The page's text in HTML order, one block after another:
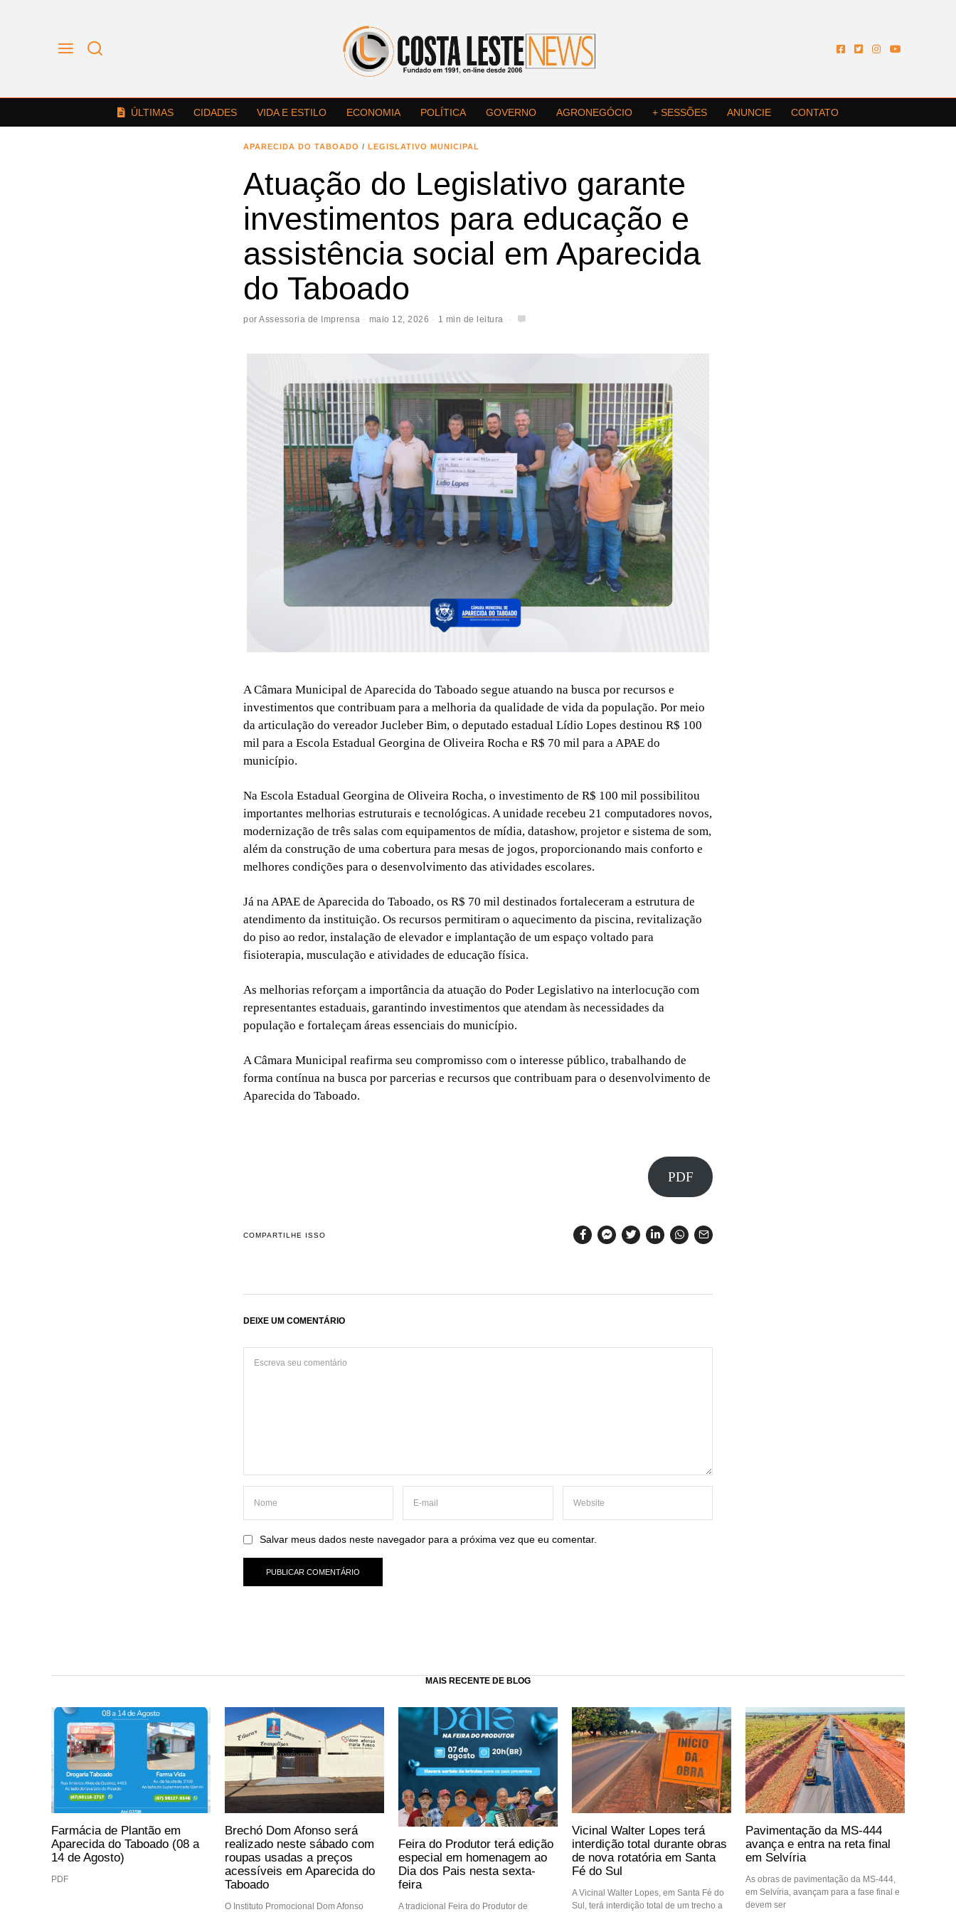
ÚLTIMAS CIDADES VIDA E ESTILO ECONOMIA POLÍTICA GOVERNO AGRONEGÓCIO + SESSÕES ANUNCIE CONTATO
APARECIDA DO TABOADO / LEGISLATIVO MUNICIPAL
Atuação do Legislativo garante
investimentos para educação e
assistência social em Aparecida
do Taboado
por Assessoria de Imprensa maio 12, 2026 1 min de leitura
A Câmara Municipal de Aparecida do Taboado segue atuando na busca por recursos e
investimentos que contribuam para a melhoria da qualidade de vida da população. Por meio
da articulação do vereador Jucleber Bim, o deputado estadual Lídio Lopes destinou R$ 100
mil para a Escola Estadual Georgina de Oliveira Rocha e R$ 70 mil para a APAE do
município.
Na Escola Estadual Georgina de Oliveira Rocha, o investimento de R$ 100 mil possibilitou
importantes melhorias estruturais e tecnológicas. A unidade recebeu 21 computadores novos,
modernização de três salas com equipamentos de mídia, datashow, projetor e sistema de som,
além da construção de uma cobertura para mesas de jogos, proporcionando mais conforto e
melhores condições para o desenvolvimento das atividades escolares.
Já na APAE de Aparecida do Taboado, os R$ 70 mil destinados fortaleceram a estrutura de
atendimento da instituição. Os recursos permitiram o aquecimento da piscina, revitalização
do piso ao redor, instalação de elevador e implantação de um espaço voltado para
fisioterapia, musculação e atividades de educação física.
As melhorias reforçam a importância da atuação do Poder Legislativo na interlocução com
representantes estaduais, garantindo investimentos que atendam às necessidades da
população e fortaleçam áreas essenciais do município.
A Câmara Municipal reafirma seu compromisso com o interesse público, trabalhando de
forma contínua na busca por parcerias e recursos que contribuam para o desenvolvimento de
Aparecida do Taboado.
PDF
COMPARTILHE ISSO
DEIXE UM COMENTÁRIO
Salvar meus dados neste navegador para a próxima vez que eu comentar.
MAIS RECENTE DE BLOG
Farmácia de Plantão em
Aparecida do Taboado (08 a
14 de Agosto)
PDF
Brechó Dom Afonso será
realizado neste sábado com
roupas usadas a preços
acessíveis em Aparecida do
Taboado
O Instituto Promocional Dom Afonso
Feira do Produtor terá edição
especial em homenagem ao
Dia dos Pais nesta sexta-
feira
A tradicional Feira do Produtor de
Vicinal Walter Lopes terá
interdição total durante obras
de nova rotatória em Santa
Fé do Sul
A Vicinal Walter Lopes, em Santa Fé do
Sul, terá interdição total de um trecho a
Pavimentação da MS-444
avança e entra na reta final
em Selvíria
As obras de pavimentação da MS-444,
em Selvíria, avançam para a fase final e
devem ser